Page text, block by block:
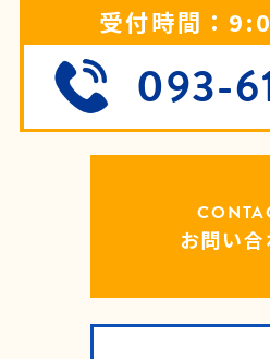
受付時間：
093-
お問い合